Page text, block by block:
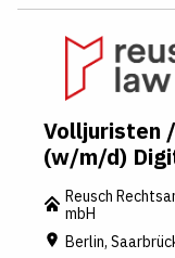
Volljuristen
(w/m/d)
Reusch
mbH
Berlin,